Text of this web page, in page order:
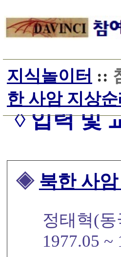
지식놀이터 ::
한 사암 지상
◊ 입력 및
◈ 북한 사암
정태혁(
1977.05 ~